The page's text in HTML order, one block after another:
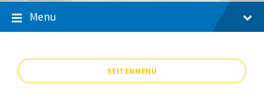
Menu
SEITENMENÜ